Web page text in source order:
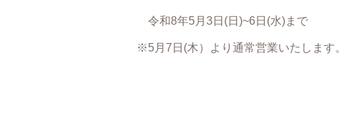
令和8年5月3日(日)~6日(水)まで
※5月7日(木）より通常営業いたします。